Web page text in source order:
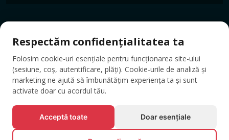
ETICHETE
Respectăm confidențialitatea ta
Folosim cookie-uri esențiale pentru funcționarea site-ului
(sesiune, coș, autentificare, plăți). Cookie-urile de analiză și
marketing ne ajută să îmbunătățim experiența ta și sunt
activate doar cu acordul tău.
Acceptă toate Doar esențiale